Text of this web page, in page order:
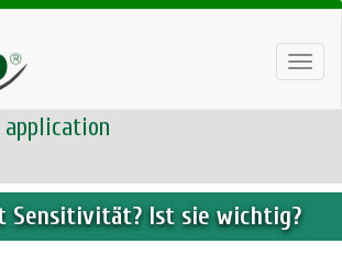
Sensitivität? Ist sie wichtig?